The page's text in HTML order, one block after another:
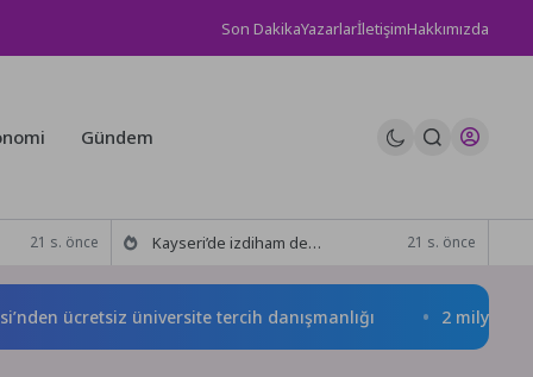
Son DakikaYazarlarİletişimHakkımızda
Gündem
21 s. önce Kayseri’de izdiham değil, rekor vardı! 21 s. önce
üniversite tercih danışmanlığı 2 milyona yakın